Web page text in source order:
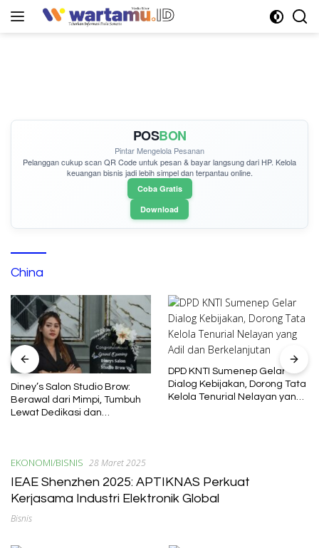
POSBON
Pintar Mengelola Pesanan
Pelanggan cukupscan QR Codeuntuk pesan & bayar langsung dari HP. Kelola
keuangan bisnis jadi lebih simpel dan terpantau online.
Coba Gratis
Download
China
Diney’s Salon Studio Brow:
Berawal dari Mimpi, Tumbuh
Lewat Dedikasi dan
DPD KNTI Sumenep Gelar
Dialog Kebijakan, Dorong Tata
Kelola Tenurial Nelayan yang
EKONOMI/BISNIS 28 Maret 2025
IEAE Shenzhen 2025: APTIKNAS Perkuat
Kerjasama Industri Elektronik Global
Bisnis